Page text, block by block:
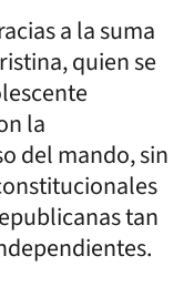
a la suma
quien se
la
del mando, sin
tan